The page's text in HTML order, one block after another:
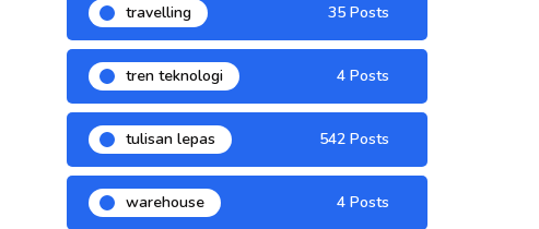
travelling 35 Posts
tren teknologi 4 Posts
tulisan lepas 542 Posts
warehouse 4 Posts